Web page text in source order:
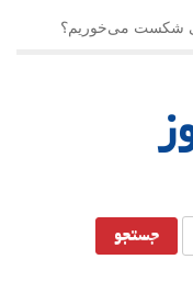
شکست می‌خوریم؟